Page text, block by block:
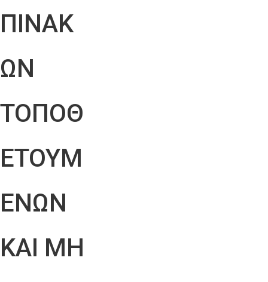
ΠΙΝΑΚ
ΩΝ
ΤΟΠΟΘ
ΕΤΟΥΜ
ΕΝΩΝ
ΚΑΙ ΜΗ